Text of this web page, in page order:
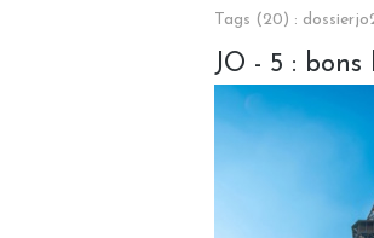
Tags (20) :
JO - 5 :